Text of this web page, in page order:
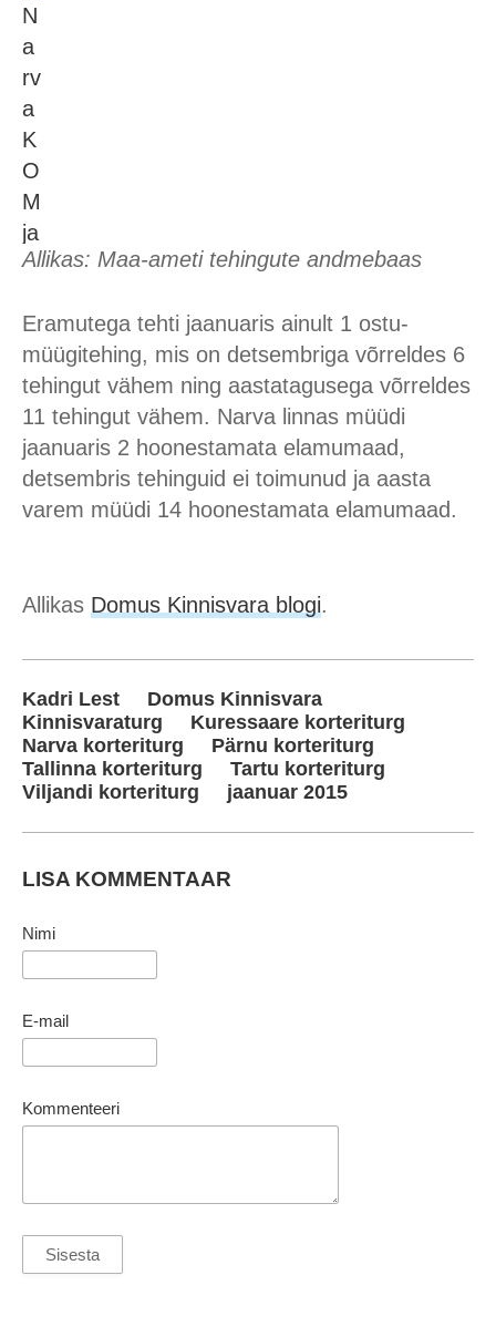
Allikas: Maa-ameti tehingute andmebaas
Eramutega tehti jaanuaris ainult 1 ostu-
müügitehing, mis on detsembriga võrreldes 6
tehingut vähem ning aastatagusega võrreldes
11 tehingut vähem. Narva linnas müüdi
jaanuaris 2 hoonestamata elamumaad,
detsembris tehinguid ei toimunud ja aasta
varem müüdi 14 hoonestamata elamumaad.
Allikas Domus Kinnisvara blogi.
Kadri Lest
Domus Kinnisvara
Kinnisvaraturg
Kuressaare korteriturg
Narva korteriturg
Pärnu korteriturg
Tallinna korteriturg
Tartu korteriturg
Viljandi korteriturg
jaanuar 2015
LISA KOMMENTAAR
Nimi
E-mail
Kommenteeri